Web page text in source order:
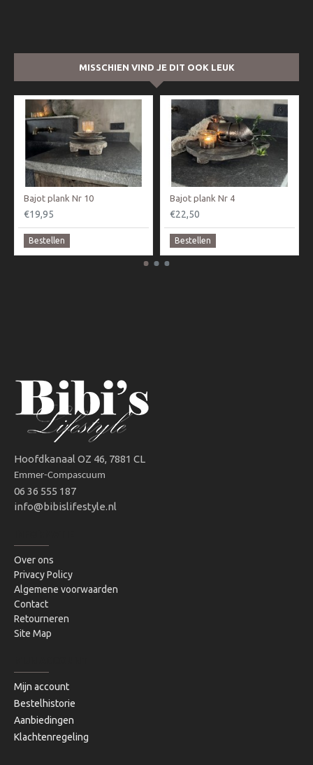
MISSCHIEN VIND JE DIT OOK LEUK
Bajot plank Nr 10
€19,95
Bestellen
Bajot plank Nr 4
€22,50
Bestellen
Hoofdkanaal OZ 46, 7881 CL
Emmer-Compascuum
06 36 555 187
info@bibislifestyle.nl
Over ons
Privacy Policy
Algemene voorwaarden
Contact
Retourneren
Site Map
Mijn account
Bestelhistorie
Aanbiedingen
Klachtenregeling